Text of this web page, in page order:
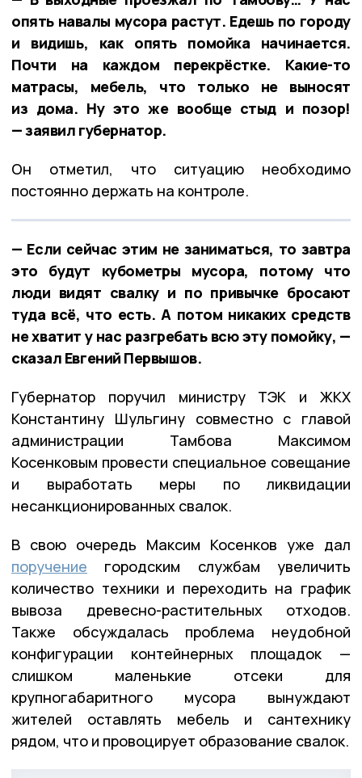
опять навалы мусора растут. Едешь по городу
и видишь, как опять помойка начинается.
Почти на каждом перекрёстке. Какие-то
матрасы, мебель, что только не выносят
из дома. Ну это же вообще стыд и позор!
— заявил губернатор.
Он отметил, что ситуацию необходимо
постоянно держать на контроле.
— Если сейчас этим не заниматься, то завтра
это будут кубометры мусора, потому что
люди видят свалку и по привычке бросают
туда всё, что есть. А потом никаких средств
не хватит у нас разгребать всю эту помойку, —
сказал Евгений Первышов.
Губернатор поручил министру ТЭК и ЖКХ
Константину Шульгину совместно с главой
администрации Тамбова Максимом
Косенковым провести специальное совещание
и выработать меры по ликвидации
несанкционированных свалок.
В свою очередь Максим Косенков уже дал
поручение городским службам увеличить
количество техники и переходить на график
вывоза древесно-растительных отходов.
Также обсуждалась проблема неудобной
конфигурации контейнерных площадок —
слишком маленькие отсеки для
крупногабаритного мусора вынуждают
жителей оставлять мебель и сантехнику
рядом, что и провоцирует образование свалок.